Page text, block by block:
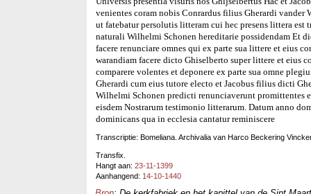
venientes coram nobis Conrardus filius Gherardi
ut fatebatur persolutis litteram cui hec presens littera
naturali Wilhelmi Schonen hereditarie possidendam Et
facere renunciare omnes qui ex parte sua littere et eius
warandiam facere dicto Ghiselberto super littere et eius
comparere volentes et deponere ex parte sua omne
Gherardi cum eius tutore electo et Jacobus filius dicti
Wilhelmi Schonen predicti renunciaverunt promittentes
eisdem Nostrarum testimonio litterarum. Datum anno
dominicans qua in ecclesia cantatur reminiscere
Transcriptie: Bomeliana. Archivalia van Harco Beckering
Transfix.
Hangt aan: 23-11-1399
Aanhangend: 14-10-1440